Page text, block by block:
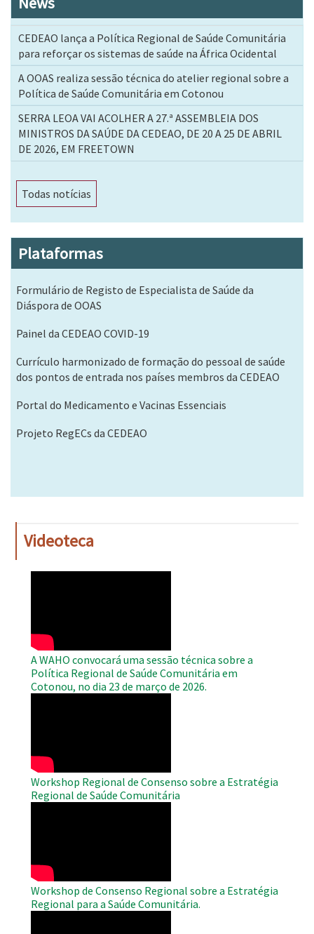
CEDEAO lança a Política Regional de Saúde Comunitária
para reforçar os sistemas de saúde na África Ocidental
A OOAS realiza sessão técnica do atelier regional sobre a
Política de Saúde Comunitária em Cotonou
SERRA LEOA VAI ACOLHER A 27.ª ASSEMBLEIA DOS
MINISTROS DA SAÚDE DA CEDEAO, DE 20 A 25 DE ABRIL
DE 2026, EM FREETOWN
Todas notícias
Plataformas
Formulário de Registo de Especialista de Saúde da
Diáspora de OOAS
Painel da CEDEAO COVID-19
Currículo harmonizado de formação do pessoal de saúde
dos pontos de entrada nos países membros da CEDEAO
Portal do Medicamento e Vacinas Essenciais
Projeto RegECs da CEDEAO
Videoteca
A WAHO convocará uma sessão técnica sobre a
Política Regional de Saúde Comunitária em
Cotonou, no dia 23 de março de 2026.
Workshop Regional de Consenso sobre a Estratégia
Regional de Saúde Comunitária
Workshop de Consenso Regional sobre a Estratégia
Regional para a Saúde Comunitária.